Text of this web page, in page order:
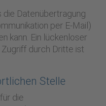
die Datenübertragung
per E-Mail)
kann. Ein lückenloser
durch Dritte ist
Stelle
die